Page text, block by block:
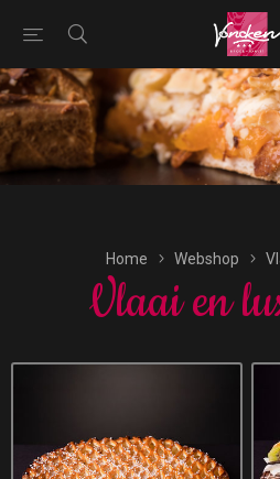
Bestellingen voor morgen
16:00 uur
Home Webshop
Vlaai en